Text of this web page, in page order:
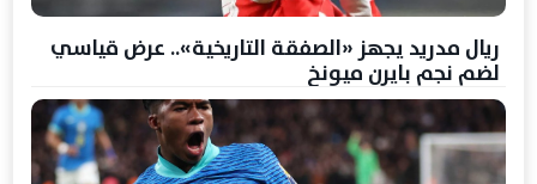
ريال مدريد يجهز «الصفقة التاريخية».. عرض قياسي
لضم نجم بايرن ميونخ